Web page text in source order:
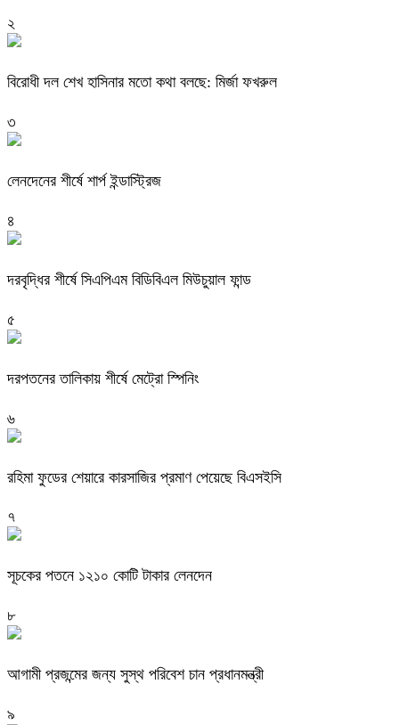
২
বিরোধী দল শেখ হাসিনার মতো কথা বলছে: মির্জা ফখরুল
৩
লেনদেনের শীর্ষে শার্প ইন্ডাস্ট্রিজ
৪
দরবৃদ্ধির শীর্ষে সিএপিএম বিডিবিএল মিউচুয়াল ফান্ড
৫
দরপতনের তালিকায় শীর্ষে মেট্রো স্পিনিং
৬
রহিমা ফুডের শেয়ারে কারসাজির প্রমাণ পেয়েছে বিএসইসি
৭
সূচকের পতনে ১২১০ কোটি টাকার লেনদেন
৮
আগামী প্রজন্মের জন্য সুস্থ পরিবেশ চান প্রধানমন্ত্রী
৯